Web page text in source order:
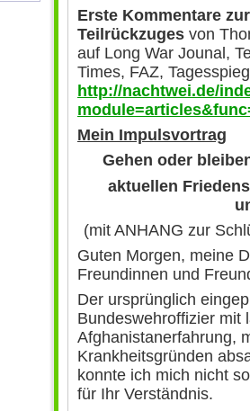
Erste Kommentare
Teilrückzuges von
auf Long War Jounal,
Times, FAZ,
http://nachtwei.de/
Mein Impulsvortrag
Gehen oder
aktuellen
(mit ANHANG zur
Guten Morgen, meine
Freundinnen und
Der ursprünglich
Bundeswehroffizier mit
Afghanistanerfahrung,
Krankheitsgründen
konnte ich mich nicht
für Ihr Verständnis.